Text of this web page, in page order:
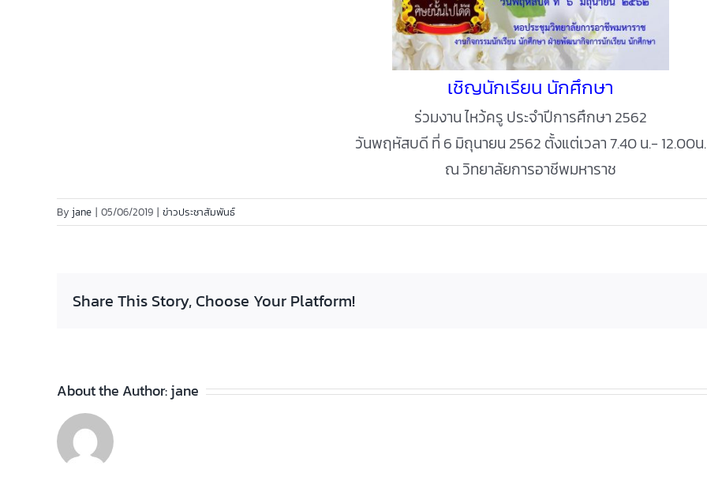
เชิญนักเรียน นักศึกษา
ร่วมงาน ไหว้ครู ประจำปีการศึกษา 2562
วันพฤหัสบดี ที่ 6 มิถุนายน 2562 ตั้งแต่เวลา 7.40 น.- 12.00น.
ณ วิทยาลัยการอาชีพมหาราช
By jane | 05/06/2019 | ข่าวประชาสัมพันธ์
Share This Story, Choose Your Platform!
About the Author:jane